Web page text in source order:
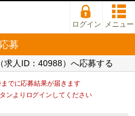
ログイン メニュー
募
求人ID：40988）へ応募する
でに応募結果が届きます
ンよりログインしてください